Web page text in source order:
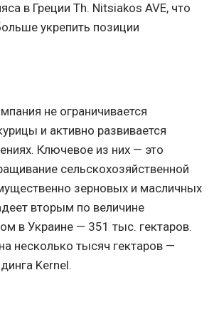
в Греции Th. Nitsiakos AVE, что
укрепить позиции
не ограничивается
и активно развивается
Ключевое из них — это
сельскохозяйственной
зерновых и масличных
вторым по величине
в Украине — 351 тыс. гектаров.
несколько тысяч гектаров —
Kernel.